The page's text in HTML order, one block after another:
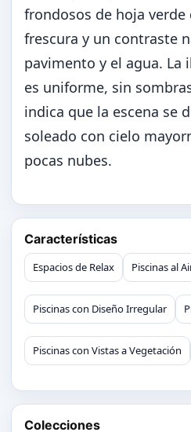
frondosos de hoja verde
frescura y un contraste
pavimento y el agua.
es uniforme, sin
indica que la escena se
soleado con cielo
pocas nubes.
Características
Espacios de Relax Piscinas al
Piscinas con Diseño Irregular
Piscinas con Vistas a Vegetación
Colecciones